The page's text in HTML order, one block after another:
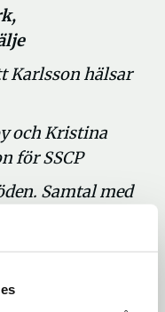
Karlsson hälsar
och Kristina
för SSCP
Samtal med
Jörnving,
Bellgran